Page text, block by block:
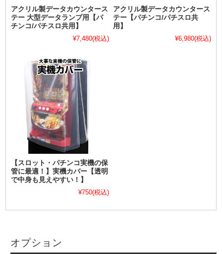
アクリル製データカウンタース
テー 大型データランプ用【パ
チンコ/パチスロ共用】
¥7,480(税込)
アクリル製データカウンタース
テー【パチンコ/パチスロ共
用】
¥6,980(税込)
【スロット・パチンコ実機の保
管に最適！】実機カバー【透明
で中身も見えやすい！】
¥750(税込)
オプション